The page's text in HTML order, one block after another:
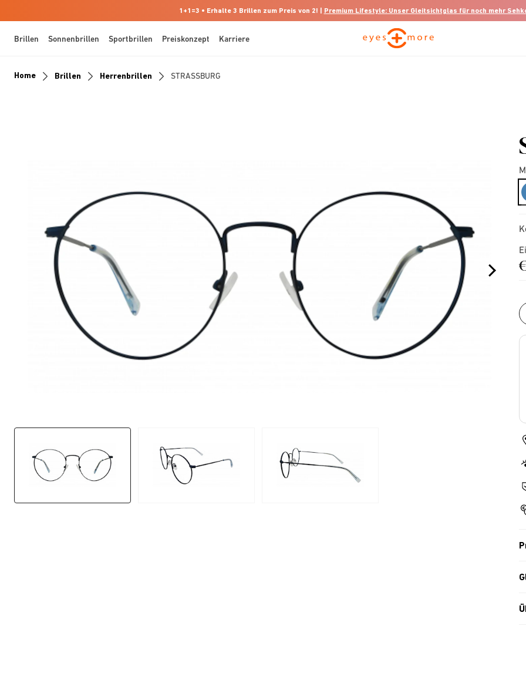
1+1=3 • Erhalte 3 Brillen zum Preis von 2! | Premium Lifestyle: Unser Gleitsichtglas für noch mehr
Brillen Sonnenbrillen Sportbrillen Preiskonzept Karriere
Home Brillen Herrenbrillen STRASSBURG